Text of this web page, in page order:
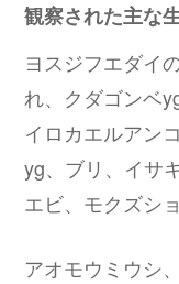
観察された主な
ヨスジフエダイ
れ、クダゴンベ
イロカエルアン
yg、ブリ、イサ
エビ、モクズシ
アオモウミウシ